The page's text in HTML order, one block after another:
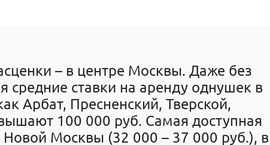
– в центре Москвы. Даже без
средние ставки на аренду однушек в
Арбат, Пресненский, Тверской,
100 000 руб. Самая доступная
Новой Москвы (32 000 – 37 000 руб.), в